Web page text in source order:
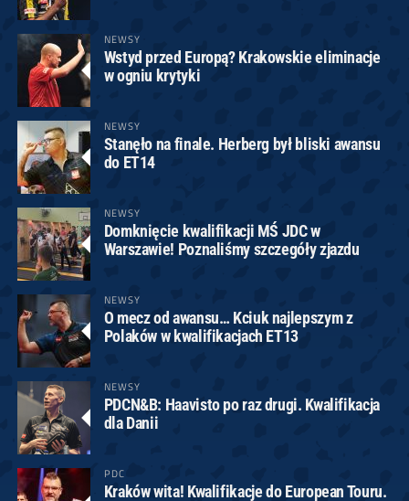
NEWSY
Wstyd przed Europą? Krakowskie eliminacje
w ogniu krytyki
NEWSY
Stanęło na finale. Herberg był bliski awansu
do ET14
NEWSY
Domknięcie kwalifikacji MŚ JDC w
Warszawie! Poznaliśmy szczegóły zjazdu
NEWSY
O mecz od awansu… Kciuk najlepszym z
Polaków w kwalifikacjach ET13
NEWSY
PDCN&B: Haavisto po raz drugi. Kwalifikacja
dla Danii
PDC
Kraków wita! Kwalifikacje do European Touru.